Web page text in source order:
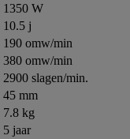
1350 W
10.5 j
190 omw/min
380 omw/min
2900 slagen/min.
45 mm
7.8 kg
5 jaar